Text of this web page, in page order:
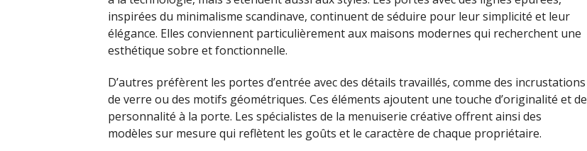
inspirées du minimalisme scandinave, continuent de séduire pour leur simplicité et leur
élégance. Elles conviennent particulièrement aux maisons modernes qui recherchent une
esthétique sobre et fonctionnelle.
D’autres préfèrent les portes d’entrée avec des détails travaillés, comme des incrustations
de verre ou des motifs géométriques. Ces éléments ajoutent une touche d’originalité et de
personnalité à la porte. Les spécialistes de la menuiserie créative offrent ainsi des
modèles sur mesure qui reflètent les goûts et le caractère de chaque propriétaire.